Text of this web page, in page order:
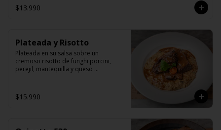
$13.990
Plateada y Risotto
Plateada en su salsa sobre un
cremoso risotto de funghi porcini,
perejil, mantequilla y queso
$15.990